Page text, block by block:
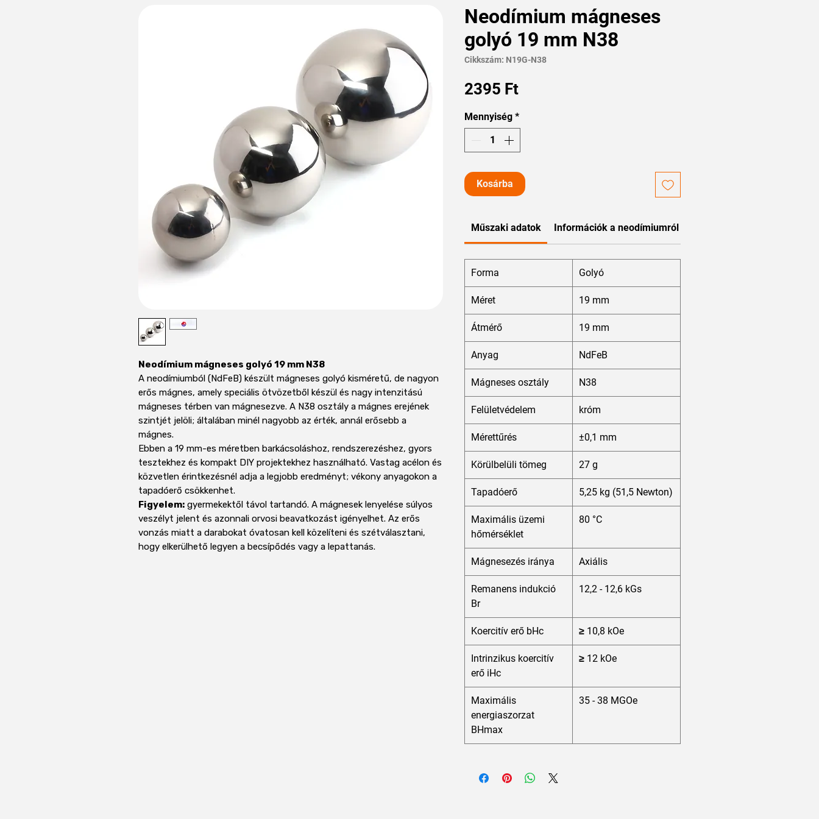
Neodímium mágneses golyó 19 mm N38
A neodímiumból (NdFeB) készült mágneses golyó kisméretű, de nagyon
erős mágnes, amely speciális ötvözetből készül és nagy intenzitású
mágneses térben van mágnesezve. A N38 osztály a mágnes erejének
szintjét jelöli; általában minél nagyobb az érték, annál erősebb a
mágnes.
Ebben a 19 mm-es méretben barkácsoláshoz, rendszerezéshez, gyors
tesztekhez és kompakt DIY projektekhez használható. Vastag acélon és
közvetlen érintkezésnél adja a legjobb eredményt; vékony anyagokon a
tapadóerő csökkenhet.
Figyelem: gyermekektől távol tartandó. A mágnesek lenyelése súlyos
veszélyt jelent és azonnali orvosi beavatkozást igényelhet. Az erős
vonzás miatt a darabokat óvatosan kell közelíteni és szétválasztani,
hogy elkerülhető legyen a becsípődés vagy a lepattanás.
Neodímium mágneses
golyó 19 mm N38
Cikkszám: N19G-N38
2395 FtÁr
Mennyiség *
Kosárba
Műszaki adatok Információk a neodímiumról
Forma Golyó
Méret 19 mm
Átmérő 19 mm
Anyag NdFeB
Mágneses osztály N38
Felületvédelem króm
Mérettűrés ±0,1 mm
Körülbelüli tömeg 27 g
Tapadóerő 5,25 kg (51,5 Newton)
Maximális üzemi
hőmérséklet
80 °C
Mágnesezés iránya Axiális
Remanens indukció
Br
12,2 - 12,6 kGs
Koercitív erő bHc ≥ 10,8 kOe
Intrinzikus koercitív
erő iHc
≥ 12 kOe
Maximális
energiaszorzat
BHmax
35 - 38 MGOe